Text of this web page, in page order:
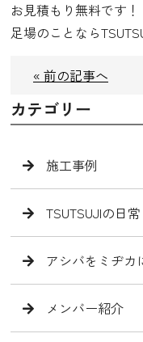
お見積もり無料です！
足場のことなら
« 前の記事へ
カテゴリー
施工事例
TSUTSUJIの日常
アシバをミヂカ
メンバー紹介